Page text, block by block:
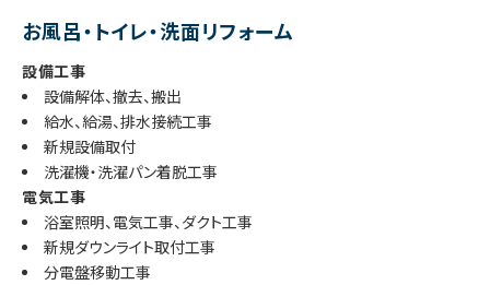
お風呂・トイレ・洗面リフォーム
設備工事
設備解体、撤去、搬出
給水、給湯、排水接続工事
新規設備取付
洗濯機・洗濯パン着脱工事
電気工事
浴室照明、電気工事、ダクト工事
新規ダウンライト取付工事
分電盤移動工事